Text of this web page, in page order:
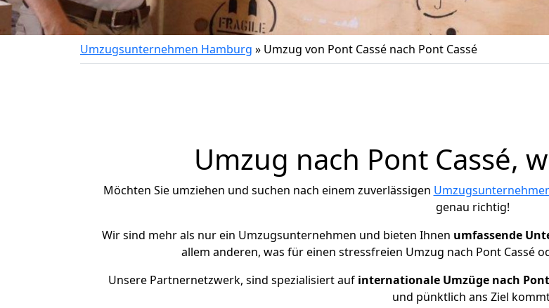
Umzugsunternehmen Hamburg » Umzug von Pont Cassé nach Pont Cassé
Umzug nach Pont Cassé,
Möchten Sie umziehen und suchen nach einem zuverlässigen
genau richtig!
Wir sind mehr als nur ein Umzugsunternehmen und bieten Ihnen umfassende
allem anderen, was für einen stressfreien Umzug nach Pont Cassé
Unsere Partnernetzwerk, sind spezialisiert auf internationale Umzüge nach Pont
und pünktlich ans Ziel